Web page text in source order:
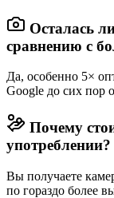
Осталась
сравнению с
Да, особенно 5×
Google до сих пор
Почему
употреблении?
Вы получаете
по гораздо более